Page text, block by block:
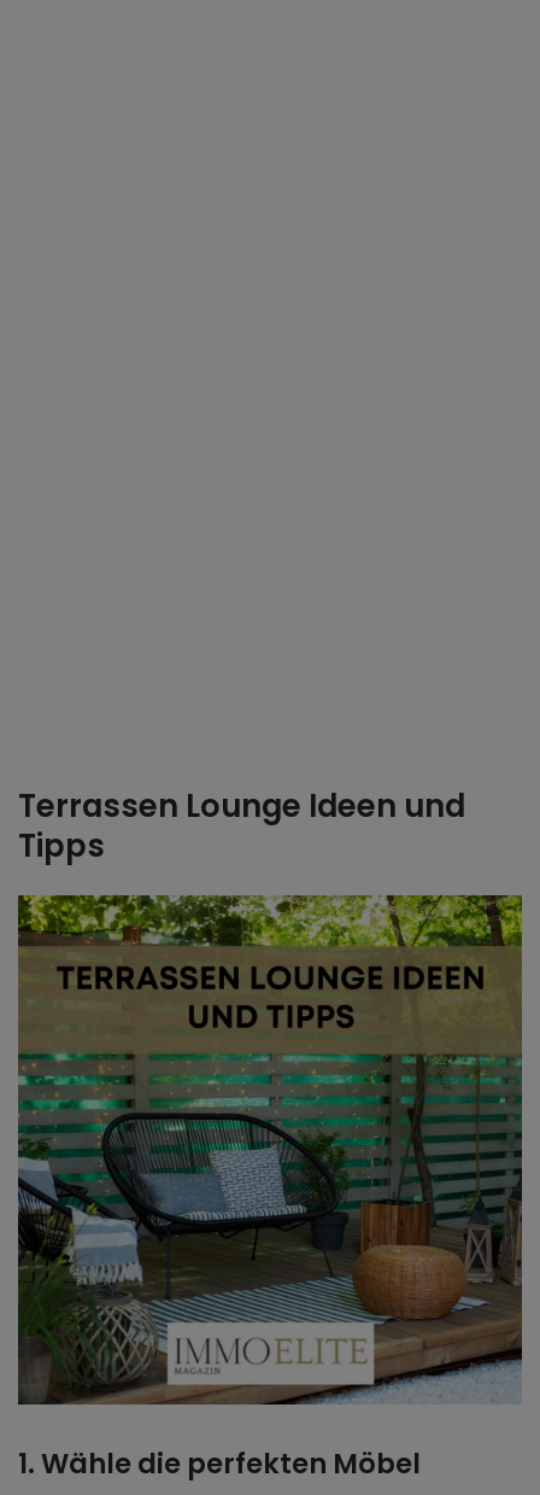
Terrassen Lounge Ideen und
Tipps
1. Wähle die perfekten Möbel